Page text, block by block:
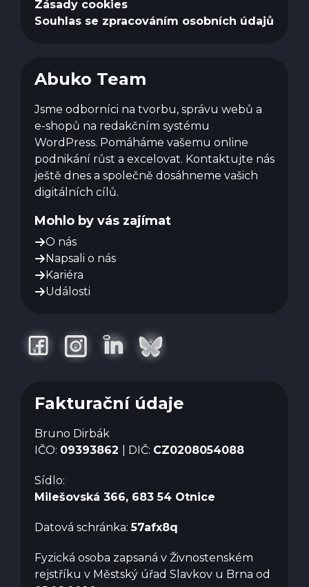
Zásady cookies
Souhlas se zpracováním osobních údajů
Abuko Team
Jsme odborníci na tvorbu, správu webů a
e-shopů na redakčním systému
WordPress. Pomáháme vašemu online
podnikání růst a excelovat. Kontaktujte nás
ještě dnes a společně dosáhneme vašich
digitálních cílů.
Mohlo by vás zajímat
O nás
Napsali o nás
Kariéra
Události
Fakturační údaje
Bruno Dirbák
IČO: 09393862 | DIČ: CZ0208054088
Sídlo:
Milešovská 366, 683 54 Otnice
Datová schránka:57afx8q
Fyzická osoba zapsaná v Živnostenském
rejstříku v Městský úřad Slavkov u Brna od